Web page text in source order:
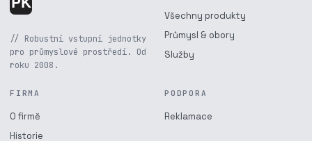
// Robustní vstupní jednotky
pro průmyslové prostředí. Od
roku 2008.
Všechny produkty
Průmysl & obory
Služby
FIRMA
O firmě
Historie
PODPORA
Reklamace